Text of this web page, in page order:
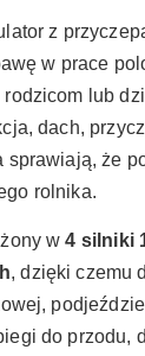
z
w prace
lub
dach,
sprawiają, że
rolnika.
w4 silniki
, dzięki czemu
do przodu,